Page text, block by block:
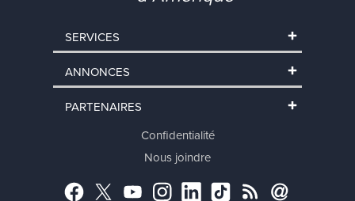
SERVICES
ANNONCES
PARTENAIRES
Confidentialité
Nous joindre
Facebook
TwitterYouTubeInstagram
LinkedInTikTokRSS Abonnement